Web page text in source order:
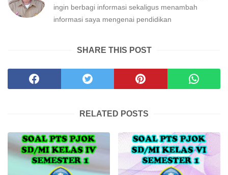
ingin berbagi informasi sekaligus menambah
informasi saya mengenai pendidikan
SHARE THIS POST
RELATED POSTS